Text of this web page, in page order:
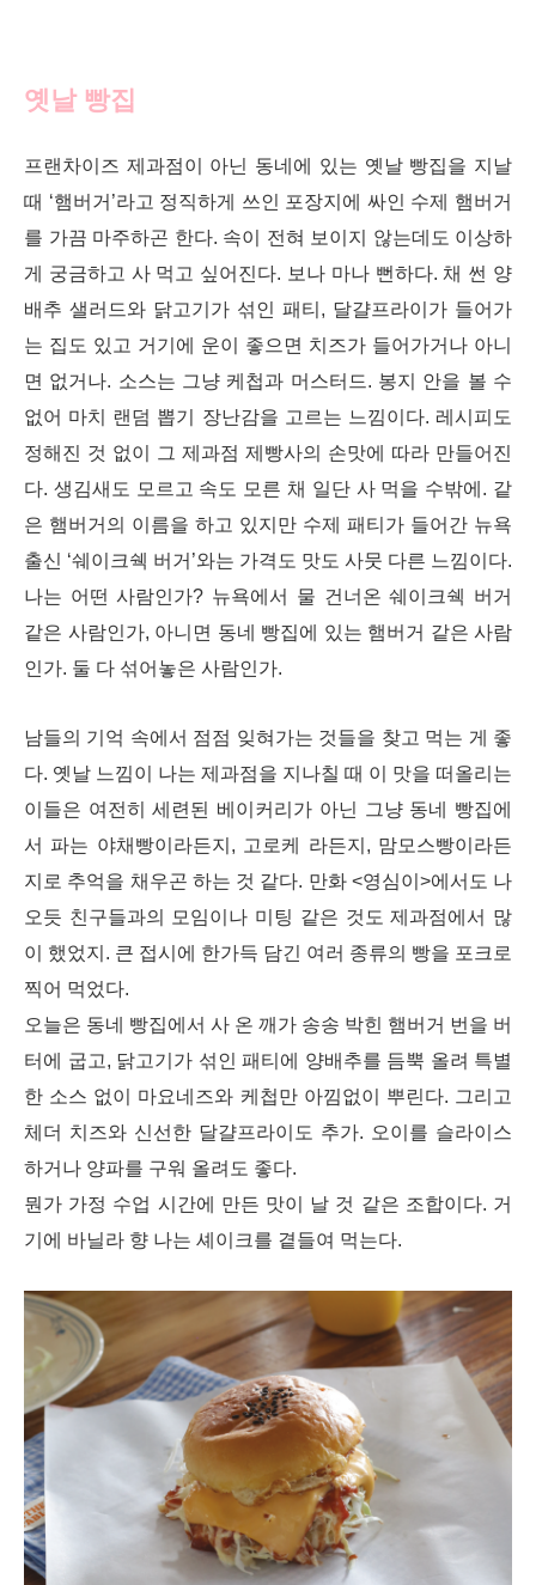
옛날 빵집
프랜차이즈 제과점이 아닌 동네에 있는 옛날 빵집을 지날
때 ‘햄버거’라고 정직하게 쓰인 포장지에 싸인 수제 햄버거
를 가끔 마주하곤 한다. 속이 전혀 보이지 않는데도 이상하
게 궁금하고 사 먹고 싶어진다. 보나 마나 뻔하다. 채 썬 양
배추 샐러드와 닭고기가 섞인 패 티, 달걀프라이가 들어가
는 집도 있고 거기에 운이 좋으면 치즈가 들어가거나 아니
면 없거나. 소스는 그냥 케첩과 머스터드. 봉지 안을 볼 수
없어 마치 랜덤 뽑기 장난감을 고르는 느낌이다. 레시피도
정해진 것 없이 그 제과점 제빵사의 손맛에 따라 만들어진
다. 생김새도 모르고 속도 모른 채 일단 사 먹을 수밖에. 같
은 햄버거의 이름을 하고 있지만 수제 패티가 들어간 뉴욕
출신 ‘쉐이크쉑 버거’와는 가격도 맛도 사뭇 다른 느낌이다.
나는 어떤 사람인가? 뉴욕에서 물 건너온 쉐이크쉑 버거
같은 사람인가, 아니면 동네 빵집에 있는 햄버거 같은 사람
인가. 둘 다 섞어놓은 사람인가.
남들의 기억 속에서 점점 잊혀가는 것들을 찾고 먹는 게 좋
다. 옛날 느낌이 나는 제과점을 지나칠 때 이 맛을 떠올리는
이들은 여전히 세련된 베이커리가 아닌 그냥 동네 빵집에
서 파는 야채빵이라든지, 고로케 라든지, 맘모스빵이라든
지로 추억을 채우곤 하는 것 같다. 만화 <영심이>에서도 나
오듯 친구들과의 모임이나 미팅 같은 것도 제과점에서 많
이 했었지. 큰 접시 에 한가득 담긴 여러 종류의 빵을 포크로
찍어 먹었다.
오늘은 동네 빵집에서 사 온 깨가 송송 박힌 햄버거 번을 버
터에 굽고, 닭고기가 섞인 패티에 양배추를 듬뿍 올려 특별
한 소스 없이 마요네즈와 케첩만 아낌없이 뿌린다. 그리고
체더 치즈와 신선한 달걀프라이도 추가. 오이를 슬라이스
하거나 양파를 구워 올려도 좋다.
뭔가 가정 수업 시간에 만든 맛이 날 것 같은 조합이 다. 거
기에 바닐라 향 나는 셰이크를 곁들여 먹는다.